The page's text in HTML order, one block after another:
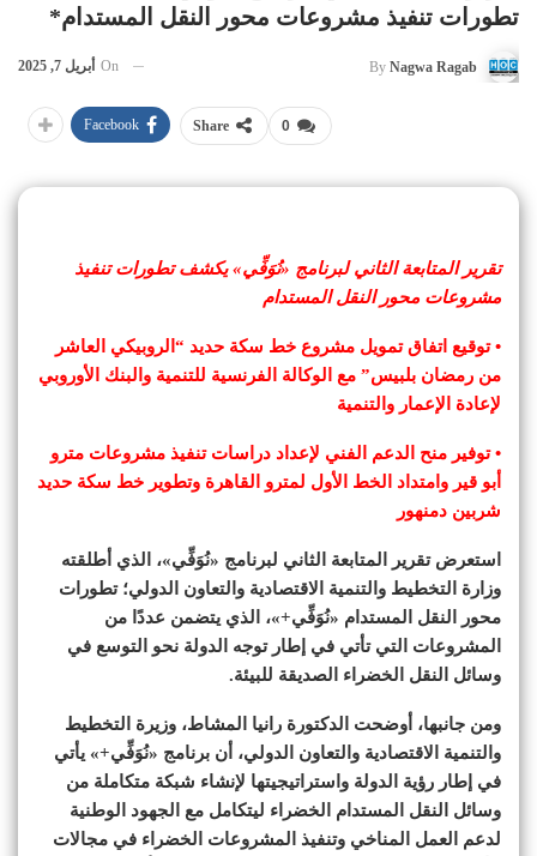
تطورات تنفيذ مشروعات محور النقل المستدام*
By Nagwa Ragab
On أبريل 7, 2025
0
Share
Facebook
تقرير المتابعة الثاني لبرنامج «نُوَفِّي» يكشف تطورات تنفيذ
مشروعات محور النقل المستدام
• توقيع اتفاق تمويل مشروع خط سكة حديد “الروبيكي العاشر
من رمضان بلبيس” مع الوكالة الفرنسية للتنمية والبنك الأوروبي
لإعادة الإعمار والتنمية
• توفير منح الدعم الفني لإعداد دراسات تنفيذ مشروعات مترو
أبو قير وامتداد الخط الأول لمترو القاهرة وتطوير خط سكة حديد
شربين دمنهور
استعرض تقرير المتابعة الثاني لبرنامج «نُوَفِّي»، الذي أطلقته
وزارة التخطيط والتنمية الاقتصادية والتعاون الدولي؛ تطورات
محور النقل المستدام «نُوَفِّي+»، الذي يتضمن عددًا من
المشروعات التي تأتي في إطار توجه الدولة نحو التوسع في
وسائل النقل الخضراء الصديقة للبيئة.
ومن جانبها، أوضحت الدكتورة رانيا المشاط، وزيرة التخطيط
والتنمية الاقتصادية والتعاون الدولي، أن برنامج «نُوَفِّي+» يأتي
في إطار رؤية الدولة واستراتيجيتها لإنشاء شبكة متكاملة من
وسائل النقل المستدام الخضراء ليتكامل مع الجهود الوطنية
لدعم العمل المناخي وتنفيذ المشروعات الخضراء في مجالات